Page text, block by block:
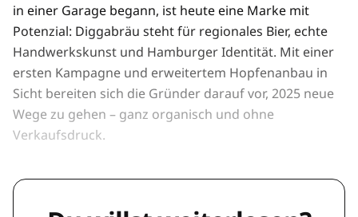
in einer Garage begann, ist heute eine Marke mit
Potenzial: Diggabräu steht für regionales Bier, echte
Handwerkskunst und Hamburger Identität. Mit einer
ersten Kampagne und erweitertem Hopfenanbau in
Sicht bereiten sich die Gründer darauf vor, 2025 neue
Wege zu gehen – ganz organisch und ohne
Verkaufsdruck.